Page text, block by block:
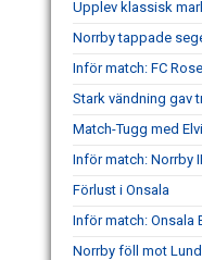
Upplev klassisk
Norrby tappade
Inför match: FC
Stark vändning gav
Match-Tugg med
Inför match: Norrby
Förlust i Onsala
Inför match: Onsala
Norrby föll mot